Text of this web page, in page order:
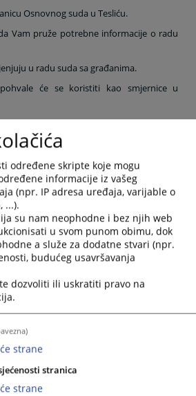
Osnovnog suda u Tesliću.
Vam pruže potrebne informacije o radu
u radu suda sa građanima.
će se koristiti kao smjernice u
u Tesliću
5638 PREGLEDA
određene skripte koje mogu
informacije iz vašeg
(npr. IP adresa uređaja, varijable o
...).
su nam neophodne i bez njih web
u svom punom obimu, dok
a služe za dodatne stvari (npr.
budućeg usavršavanja
dozvoliti ili uskratiti pravo na
strane
stranica
strane